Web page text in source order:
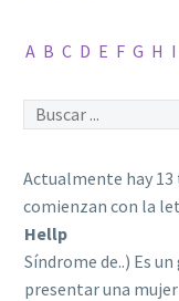
A B C D E F G H I
Actualmente hay
comienzan con la
Hellp
Síndrome de..) Es
presentar una